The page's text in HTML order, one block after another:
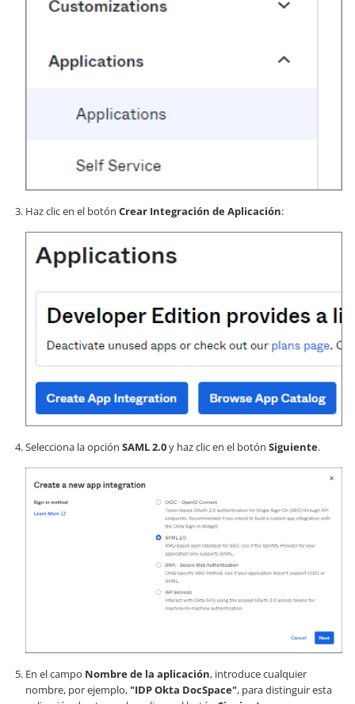
Haz clic en el botón Crear Integración de Aplicación:
Selecciona la opción SAML 2.0y haz clic en el botón Siguiente.
En el campo Nombre de la aplicación, introduce cualquier
nombre, por ejemplo,"IDP Okta DocSpace", para distinguir esta